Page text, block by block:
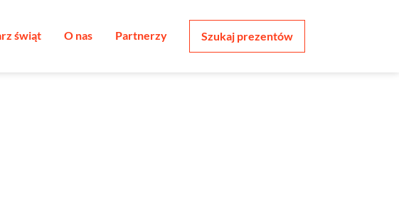
świąt O nas Partnerzy Szukaj prezentów